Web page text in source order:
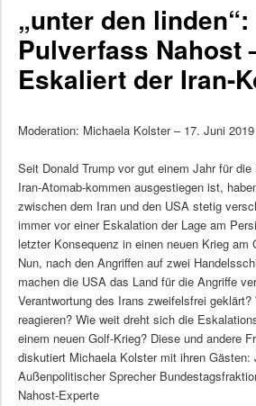
„unter den linden“:
Pulverfass Nahost
Eskaliert der Iran-
Moderation: Michaela Kolster – 17. Juni 2019
Seit Donald Trump vor gut einem Jahr für
Iran-Atomab-kommen ausgestiegen ist,
zwischen dem Iran und den USA stetig
immer vor einer Eskalation der Lage am
letzter Konsequenz in einen neuen Krieg am
Nun, nach den Angriffen auf zwei
machen die USA das Land für die Angriffe
Verantwortung des Irans zweifelsfrei
reagieren? Wie weit dreht sich die
einem neuen Golf-Krieg? Diese und andere
diskutiert Michaela Kolster mit ihren Gästen:
Außenpolitischer Sprecher
Nahost-Experte